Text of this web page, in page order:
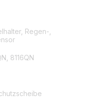
Regen-,
8116QN